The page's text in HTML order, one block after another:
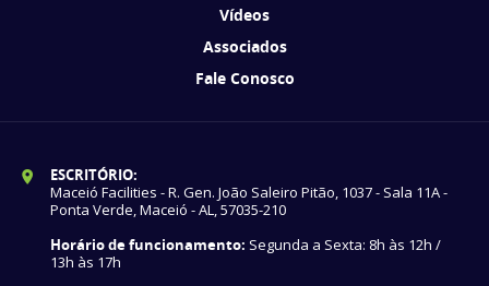
Vídeos
Associados
Fale Conosco
ESCRITÓRIO:
Maceió Facilities - R. Gen. João Saleiro Pitão, 1037 - Sala 11A -
Ponta Verde, Maceió - AL, 57035-210
Horário de funcionamento: Segunda a Sexta: 8h às 12h /
13h às 17h